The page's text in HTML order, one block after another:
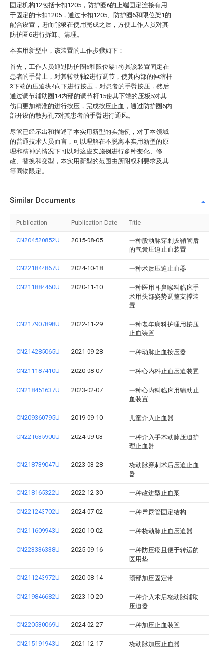
固定机构12包括卡扣1205，防护圈6的上端固定连接有用
于固定的卡扣1205，通过卡扣1205、防护圈6和限位架1的
配合设置，进而能够在使用完成之后，方便工作人员对其
防护圈6进行拆卸、清理。
本实用新型中，该装置的工作步骤如下：
首先，工作人员通过防护圈6和限位架1将其该装置固定在
患者的手臂上，对其转动轴2进行调节，使其内部的伸缩杆
3下端的压迫块4向下进行按压，对患者的手臂按压，然后
通过调节辅助圈14内部的调节杆15使其下端的压板5对其
伤口更加精准的进行按压，完成按压止血，通过防护圈6内
部开设的散热孔7对其患者的手臂进行通风。
尽管已经示出和描述了本实用新型的实施例，对于本领域
的普通技术人员而言，可以理解在不脱离本实用新型的原
理和精神的情况下可以对这些实施例进行多种变化、修
改、替换和变型，本实用新型的范围由所附权利要求及其
等同物限定。
Similar Documents
Publication Publication Date Title
CN204520852U 2015-08-05
一种股动脉穿刺拔鞘管后
的气囊压迫止血装置
CN221844867U 2024-10-18 一种术后压迫止血器
CN211884460U 2020-11-10
一种医用耳鼻喉科临床手
术用头部姿势调整支撑装
置
CN217907898U 2022-11-29
一种老年病科护理用按压
止血装置
CN214285065U 2021-09-28 一种动脉止血按压器
CN211187410U 2020-08-07 一种心内科止血压迫装置
CN218451637U 2023-02-07
一种心内科临床用辅助止
血装置
CN209360795U 2019-09-10 儿童介入止血器
CN221635900U 2024-09-03
一种介入手术动脉压迫护
理止血器
CN218739047U 2023-03-28
桡动脉穿刺术后压迫止血
器
CN218165322U 2022-12-30 一种改进型止血泵
CN221243702U 2024-07-02 一种导尿管固定结构
CN211609943U 2020-10-02 一种桡动脉止血压迫器
CN223336338U 2025-09-16
一种防压疮且便于转运的
医用垫
CN211243972U 2020-08-14 颈部加压固定带
CN219846682U 2023-10-20
一种介入术后桡动脉辅助
压迫器
CN220530069U 2024-02-27 一种加压止血装置
CN215191943U 2021-12-17 桡动脉加压止血器